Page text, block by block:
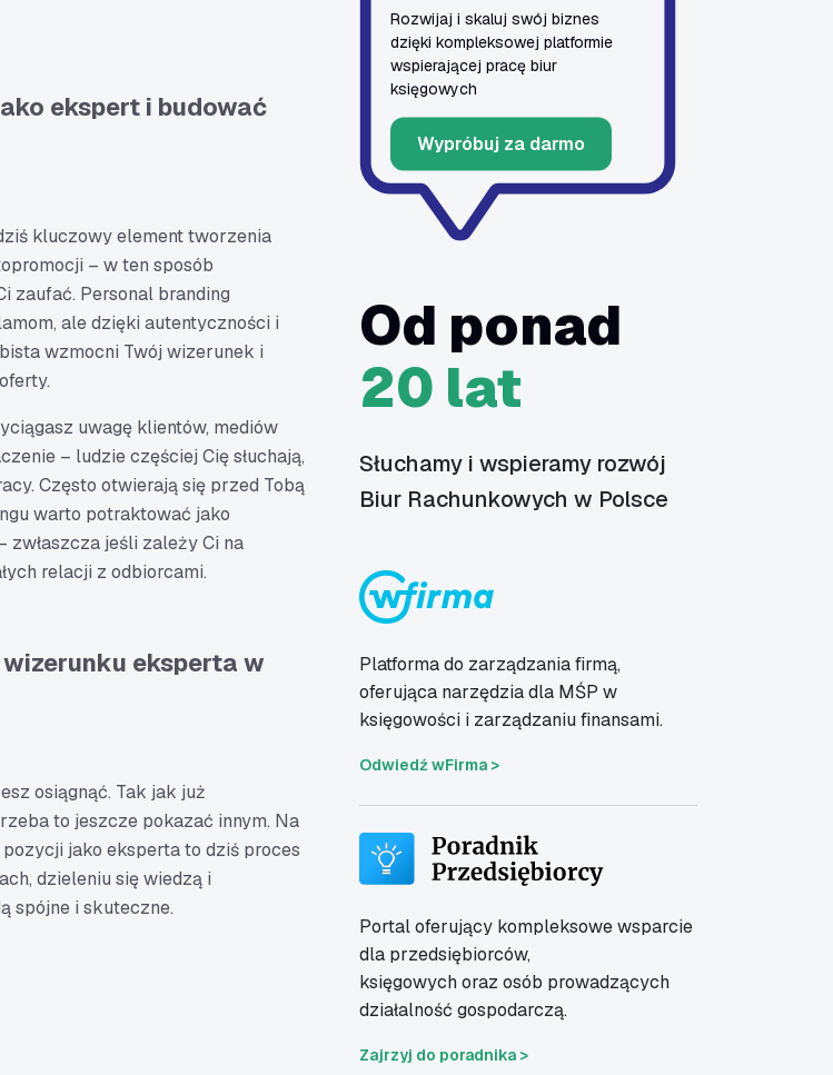
ekspert i budować
kluczowy element tworzenia
– w ten sposób
zaufać. Personal branding
ale dzięki autentyczności i
wzmocni Twój wizerunek i
uwagę klientów, mediów
– ludzie częściej Cię słuchają,
Często otwierają się przed Tobą
warto potraktować jako
jeśli zależy Ci na
relacji z odbiorcami.
eksperta w
osiągnąć. Tak jak już
to jeszcze pokazać innym. Na
jako eksperta to dziś proces
dzieleniu się wiedzą i
spójne i skuteczne.
Rozwijaj i skaluj swój biznes
dzięki kompleksowej platformie
wspierającej pracę biur
księgowych
Wypróbuj za darmo
Od ponad
20 lat
Słuchamy i wspieramy rozwój
Biur Rachunkowych w Polsce
Platforma do zarządzania firmą,
oferująca narzędzia dla MŚP w
księgowości i zarządzaniu finansami.
Odwiedź wFirma >
Portal oferujący kompleksowe wsparcie
dla przedsiębiorców,
księgowych oraz osób prowadzących
działalność gospodarczą.
Zajrzyj do poradnika >